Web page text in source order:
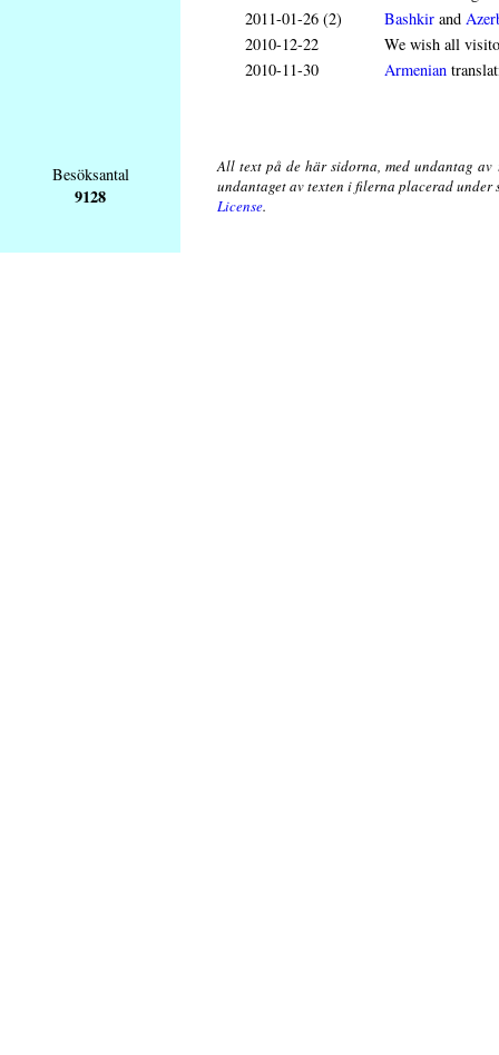
2011-01-26 (2)
Bashkir and
2010-12-22
We wish all
2010-11-30
Armenian
Besöksantal
9128
All text på de här sidorna, med undantag av
undantaget av texten i filerna placerad
License.